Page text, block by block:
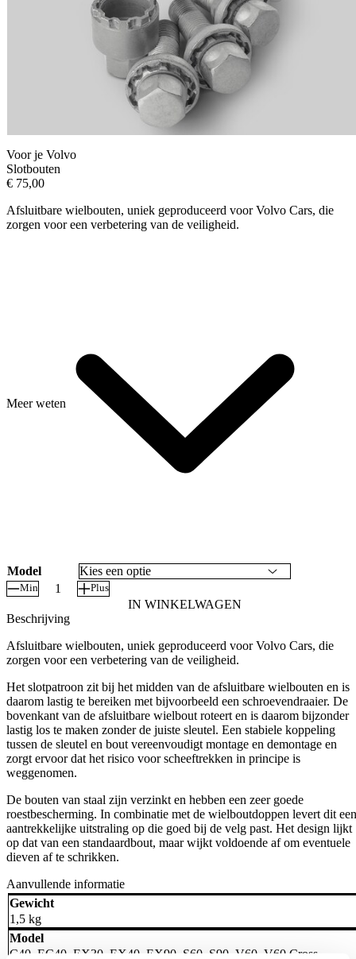
Voor je Volvo
Slotbouten
€ 75,00
Afsluitbare wielbouten, uniek geproduceerd voor Volvo Cars, die
zorgen voor een verbetering van de veiligheid.
Meer weten
Model
Slotbouten
Plus
Min
IN WINKELWAGEN
Beschrijving
Afsluitbare wielbouten, uniek geproduceerd voor Volvo Cars, die
zorgen voor een verbetering van de veiligheid.
Het slotpatroon zit bij het midden van de afsluitbare wielbouten en is
daarom lastig te bereiken met bijvoorbeeld een schroevendraaier. De
bovenkant van de afsluitbare wielbout roteert en is daarom bijzonder
lastig los te maken zonder de juiste sleutel. Een stabiele koppeling
tussen de sleutel en bout vereenvoudigt montage en demontage en
zorgt ervoor dat het risico voor scheeftrekken in principe is
weggenomen.
De bouten van staal zijn verzinkt en hebben een zeer goede
roestbescherming. In combinatie met de wielboutdoppen levert dit een
aantrekkelijke uitstraling op die goed bij de velg past. Het design lijkt
op dat van een standaardbout, maar wijkt voldoende af om eventuele
dieven af te schrikken.
Aanvullende informatie
Gewicht
1,5 kg
Model
C40 EC40 EX30 EX40 EX90 S60 S90 V60 V60 Cross